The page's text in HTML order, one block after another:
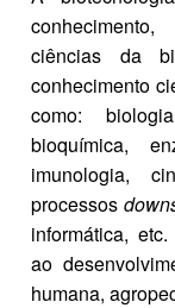
ciências da
conhecimento
como:
bioquímica,
imunologia,
processos
informática,
ao
humana,